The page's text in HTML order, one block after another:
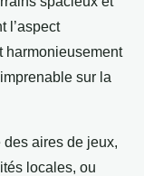
l’aspect
harmonieusement
sur la
aires de jeux,
locales, ou